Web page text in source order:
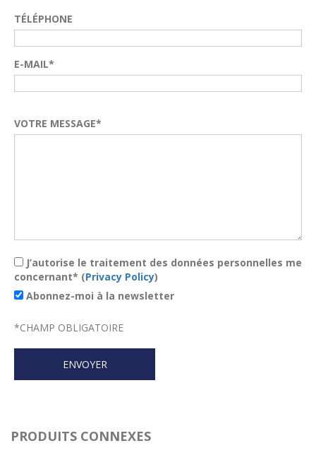
TÉLÉPHONE
E-MAIL*
VOTRE MESSAGE*
J’autorise le traitement des données personnelles me
concernant* (Privacy Policy)
Abonnez-moi à la newsletter
*CHAMP OBLIGATOIRE
PRODUITS CONNEXES